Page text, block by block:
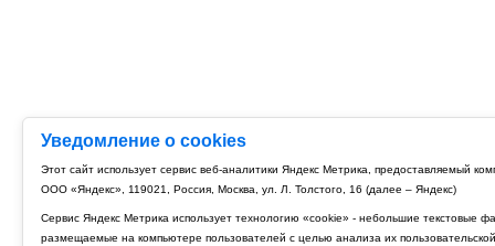
Уведомление о cookies
Этот сайт использует сервис веб-аналитики Яндекс Метрика, предоставляемый
ООО «Яндекс», 119021, Россия, Москва, ул. Л. Толстого, 16 (далее – Яндекс)
Сервис Яндекс Метрика использует технологию «cookie» - небольшие текстовые
размещаемые на компьютере пользователей с целью анализа их пользовательской